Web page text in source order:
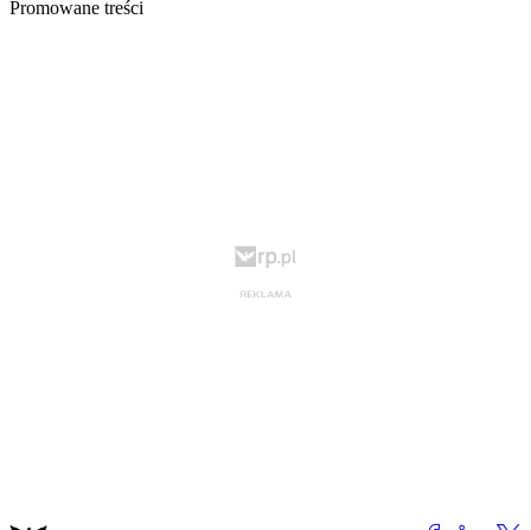
Promowane treści